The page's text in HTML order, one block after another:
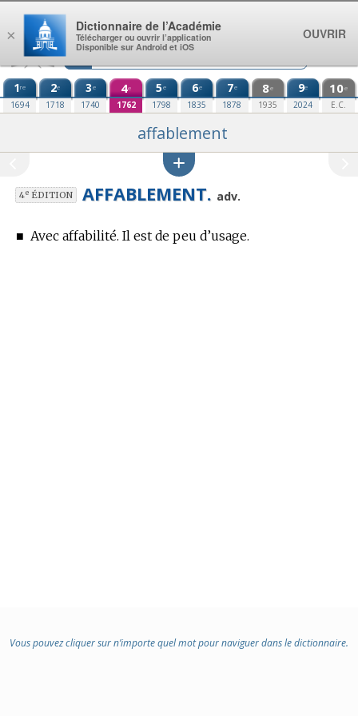
Aller au contenu
1re
1694
2e
1718
3e
1740
4e
1762
5e
1798
6e
1835
7e
1878
8e
1935
9e
2024
10e
E.C.
affablement
4eÉDITION AFFABLEMENT. adv.
■ Avec affabilité. Il est de peu d’usage.
Vous pouvez cliquer sur n’importe quel mot pour naviguer dans le dictionnaire.
×
Dictionnaire de l’Académie
Télécharger ou ouvrir l’application
Disponible sur Android et iOS
OUVRIR